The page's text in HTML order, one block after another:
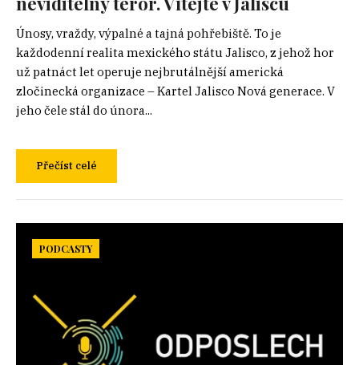
Únosy, vraždy, výpalné a tajná pohřebiště. To je
každodenní realita mexického státu Jalisco, z jehož hor
už patnáct let operuje nejbrutálnější americká
zločinecká organizace – Kartel Jalisco Nová generace. V
jeho čele stál do února...
Přečíst celé
PODCASTY